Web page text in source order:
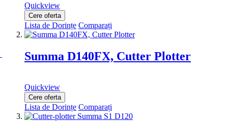
Quickview
Cere oferta
Lista de Dorințe Comparați
Summa D140FX, Cutter Plotter
Quickview
Cere oferta
Lista de Dorințe Comparați